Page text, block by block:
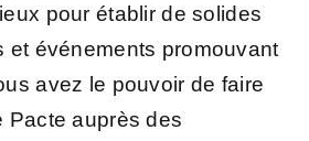
pour établir de solides
et événements promouvant
avez le pouvoir de faire
Pacteauprès des